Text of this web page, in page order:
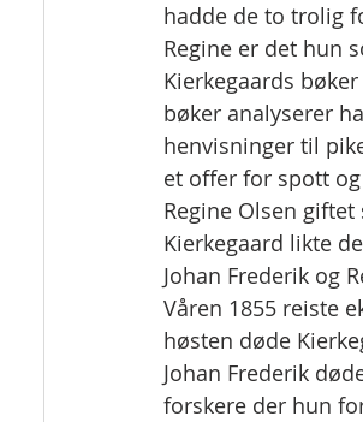
hadde de to trolig
Regine er det hun
Kierkegaards
bøker analyserer
henvisninger til
et offer for spott
Regine Olsen
Kierkegaard likte
Johan Frederik og
Våren 1855 reiste
høsten døde
Johan Frederik
forskere der hun